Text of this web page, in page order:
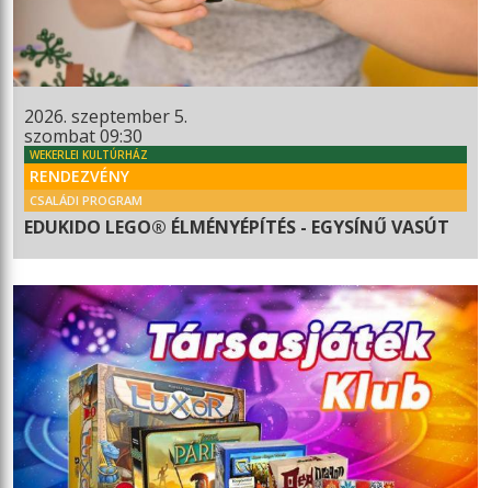
2026. szeptember 5.
szombat 09:30
WEKERLEI KULTÚRHÁZ
RENDEZVÉNY
CSALÁDI PROGRAM
EDUKIDO LEGO® ÉLMÉNYÉPÍTÉS - EGYSÍNŰ VASÚT